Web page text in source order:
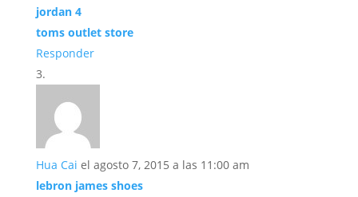
jordan 4
toms outlet store
Responder
Hua Cai el agosto 7, 2015 a las 11:00 am
lebron james shoes